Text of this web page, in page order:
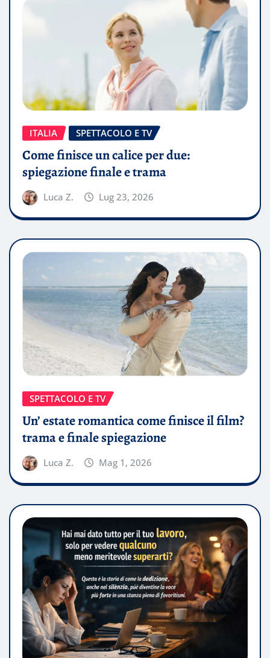
ITALIA SPETTACOLO E TV
Come finisce un calice per due:
spiegazione finale e trama
Luca Z. Lug 23, 2026
SPETTACOLO E TV
Un’ estate romantica come finisce il film?
trama e finale spiegazione
Luca Z. Mag 1, 2026